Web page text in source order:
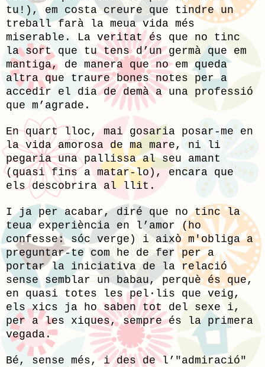
tu!), em costa creure que tindre un
treball farà la meua vida més
miserable. La veritat és que no tinc
la sort que tu tens d’un germà que em
mantiga, de manera que no em queda
altra que traure bones notes per a
accedir el dia de demà a una professió
que m’agrade.
En quart lloc, mai gosaria posar-me en
la vida amorosa de ma mare, ni li
pegaria una pallissa al seu amant
(quasi fins a matar-lo), encara que
els descobrira al llit.
I ja per acabar, diré que no tinc la
teua experiència en l’amor (ho
confesse: sóc verge) i això m'obliga a
preguntar-te com he de fer per a
portar la iniciativa de la relació
sense semblar un babau, perquè és que,
en quasi totes les pel·lis que veig,
els xics ja ho saben tot del sexe i,
per a les xiques, sempre és la primera
vegada.
Bé, sense més, i des de l’"admiració"